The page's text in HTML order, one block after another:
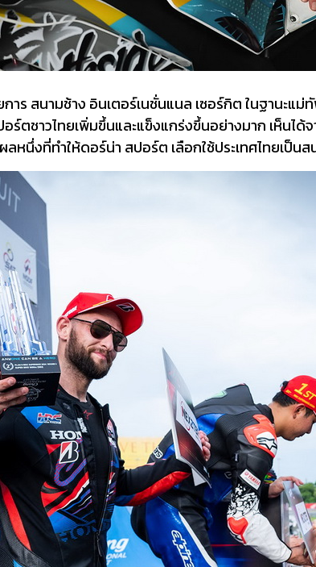
ร สนามช้าง อินเตอร์เนชั่นแนล เซอร์กิต ในฐานะแ
ร์ตชาวไทยเพิ่มขึ้นและแข็งแกร่งขึ้นอย่างมาก เห็นไ
นึ่งที่ทำให้ดอร์น่า สปอร์ต เลือกใช้ประเทศไทยเป็น